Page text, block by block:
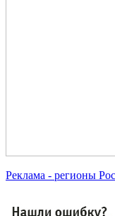
Реклама - регионы